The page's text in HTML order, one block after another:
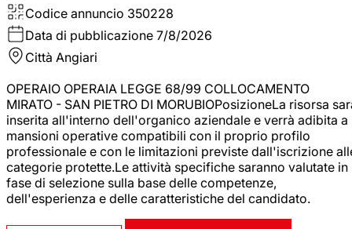
Codice annuncio 350228
Data di pubblicazione 7/8/2026
Città Angiari
OPERAIO OPERAIA LEGGE 68/99 COLLOCAMENTO
MIRATO - SAN PIETRO DI MORUBIOPosizioneLa risorsa
inserita all'interno dell'organico aziendale e verrà adibita a
mansioni operative compatibili con il proprio profilo
professionale e con le limitazioni previste dall'iscrizione
categorie protette.Le attività specifiche saranno valutate in
fase di selezione sulla base delle competenze,
dell'esperienza e delle caratteristiche del candidato.